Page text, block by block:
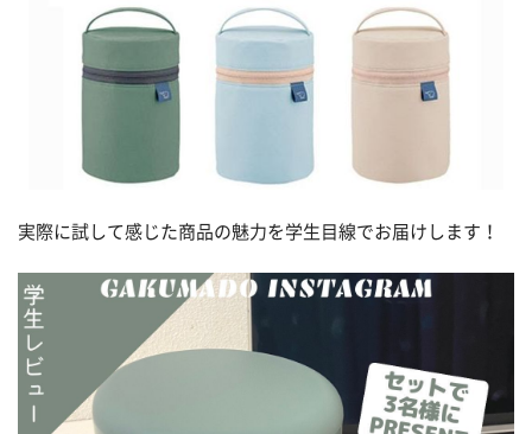
実際に試して感じた商品の魅力を学生目線でお届けします！